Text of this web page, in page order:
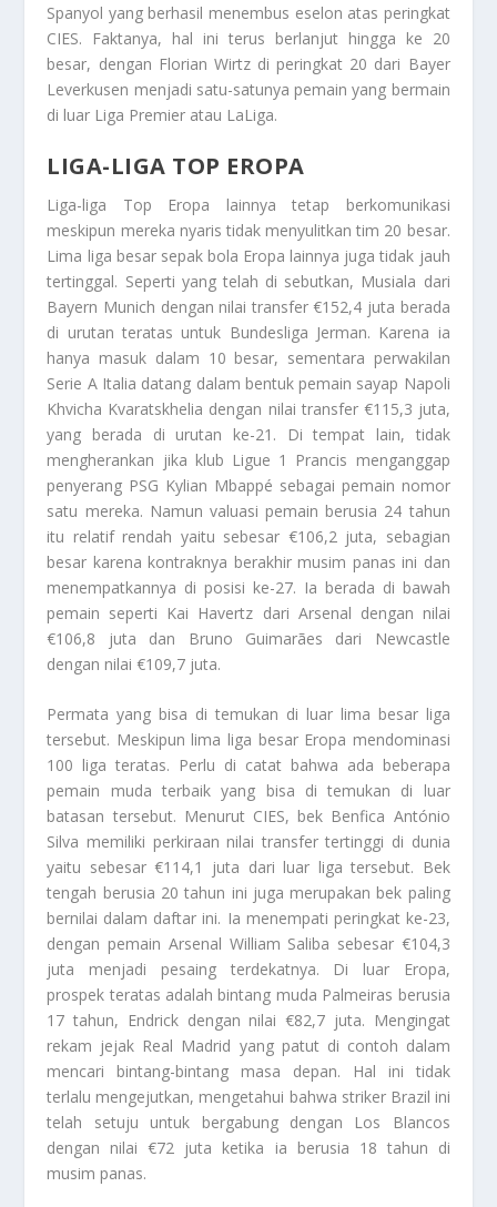
Spanyol yang berhasil menembus eselon atas peringkat
CIES. Faktanya, hal ini terus berlanjut hingga ke 20
besar, dengan Florian Wirtz di peringkat 20 dari Bayer
Leverkusen menjadi satu-satunya pemain yang bermain
di luar Liga Premier atau LaLiga.
LIGA-LIGA TOP EROPA
Liga-liga Top Eropa lainnya tetap berkomunikasi
meskipun mereka nyaris tidak menyulitkan tim 20 besar.
Lima liga besar sepak bola Eropa lainnya juga tidak jauh
tertinggal. Seperti yang telah di sebutkan, Musiala dari
Bayern Munich dengan nilai transfer €152,4 juta berada
di urutan teratas untuk Bundesliga Jerman. Karena ia
hanya masuk dalam 10 besar, sementara perwakilan
Serie A Italia datang dalam bentuk pemain sayap Napoli
Khvicha Kvaratskhelia dengan nilai transfer €115,3 juta,
yang berada di urutan ke-21. Di tempat lain, tidak
mengherankan jika klub Ligue 1 Prancis menganggap
penyerang PSG Kylian Mbappé sebagai pemain nomor
satu mereka. Namun valuasi pemain berusia 24 tahun
itu relatif rendah yaitu sebesar €106,2 juta, sebagian
besar karena kontraknya berakhir musim panas ini dan
menempatkannya di posisi ke-27. Ia berada di bawah
pemain seperti Kai Havertz dari Arsenal dengan nilai
€106,8 juta dan Bruno Guimarães dari Newcastle
dengan nilai €109,7 juta.
Permata yang bisa di temukan di luar lima besar liga
tersebut. Meskipun lima liga besar Eropa mendominasi
100 liga teratas. Perlu di catat bahwa ada beberapa
pemain muda terbaik yang bisa di temukan di luar
batasan tersebut. Menurut CIES, bek Benfica António
Silva memiliki perkiraan nilai transfer tertinggi di dunia
yaitu sebesar €114,1 juta dari luar liga tersebut. Bek
tengah berusia 20 tahun ini juga merupakan bek paling
bernilai dalam daftar ini. Ia menempati peringkat ke-23,
dengan pemain Arsenal William Saliba sebesar €104,3
juta menjadi pesaing terdekatnya. Di luar Eropa,
prospek teratas adalah bintang muda Palmeiras berusia
17 tahun, Endrick dengan nilai €82,7 juta. Mengingat
rekam jejak Real Madrid yang patut di contoh dalam
mencari bintang-bintang masa depan. Hal ini tidak
terlalu mengejutkan, mengetahui bahwa striker Brazil ini
telah setuju untuk bergabung dengan Los Blancos
dengan nilai €72 juta ketika ia berusia 18 tahun di
musim panas.